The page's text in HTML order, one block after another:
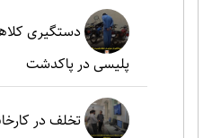
دستگیری
پلیسی در پاکدشت
تخلف در